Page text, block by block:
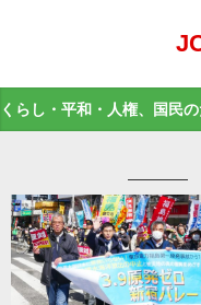
くらし・平和・人権、国民